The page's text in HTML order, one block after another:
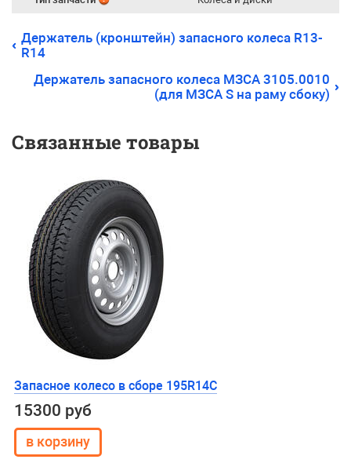
Держатель (кронштейн) запасного колеса R13-
R14
Держатель запасного колеса МЗСА 3105.0010
(для МЗСА S на раму сбоку)
Связанные товары
Запасное колесо в сборе 195R14C
15300 руб